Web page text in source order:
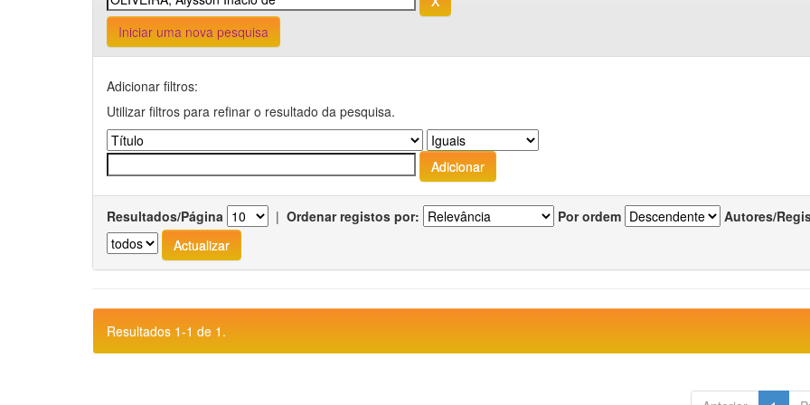
Iniciar uma nova pesquisa
Adicionar filtros:
Utilizar filtros para refinar o resultado da pesquisa.
Resultados/Página | Ordenar registos por: Por ordem Autores/
Resultados 1-1 de 1.